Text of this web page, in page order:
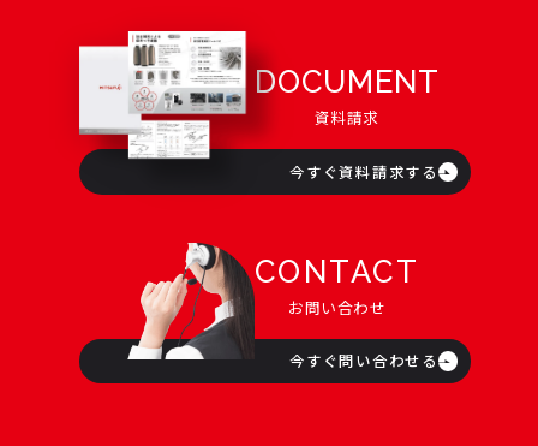
DOCUMENT
資料請求
今すぐ資料請求する
CONTACT
お問い合わせ
今すぐ問い合わせる